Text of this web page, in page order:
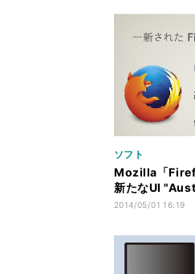
ソフト
Mozilla「
新たなUI
新世代Firefox
2014/05/01 16:19